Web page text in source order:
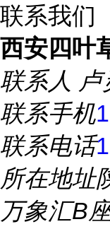
联系我们
西安四叶
联系人 卢
联系手机
联系电话
所在地址
万象汇B